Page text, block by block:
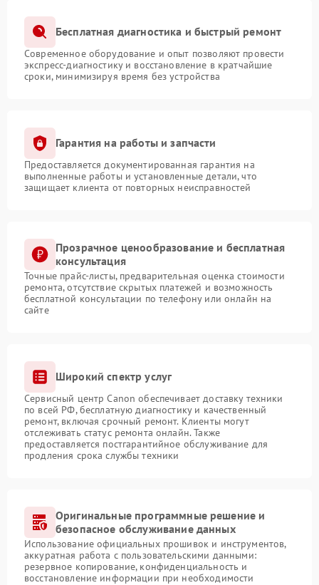
Бесплатная диагностика и быстрый ремонт
Современное оборудование и опыт позволяют провести
экспресс-диагностику и восстановление в кратчайшие
сроки, минимизируя время без устройства
Гарантия на работы и запчасти
Предоставляется документированная гарантия на
выполненные работы и установленные детали, что
защищает клиента от повторных неисправностей
Прозрачное ценообразование и бесплатная
консультация
Точные прайс-листы, предварительная оценка стоимости
ремонта, отсутствие скрытых платежей и возможность
бесплатной консультации по телефону или онлайн на
сайте
Широкий спектр услуг
Сервисный центр Canon обеспечивает доставку техники
по всей РФ, бесплатную диагностику и качественный
ремонт, включая срочный ремонт. Клиенты могут
отслеживать статус ремонта онлайн. Также
предоставляется постгарантийное обслуживание для
продления срока службы техники
Оригинальные программные решение и
безопасное обслуживание данных
Использование официальных прошивок и инструментов,
аккуратная работа с пользовательскими данными:
резервное копирование, конфиденциальность и
восстановление информации при необходимости